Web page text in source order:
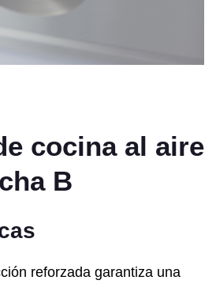
cocina al aire
B
reforzada garantiza una